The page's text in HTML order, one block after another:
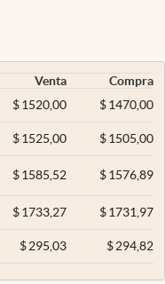
Venta
Compra
$ 1520,00 $1470,00
$ 1525,00 $1505,00
$ 1585,52 $1576,89
$ 1733,27 $1731,97
$ 295,03 $294,82